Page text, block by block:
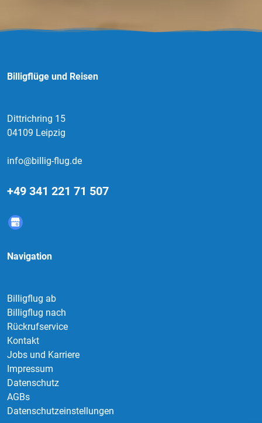
Billigflüge und Reisen
Dittrichring 15
04109 Leipzig
info@billig-flug.de
+49 341 221 71 507
Navigation
Billigflug ab
Billigflug nach
Rückrufservice
Kontakt
Jobs und Karriere
Impressum
Datenschutz
AGBs
Datenschutzeinstellungen